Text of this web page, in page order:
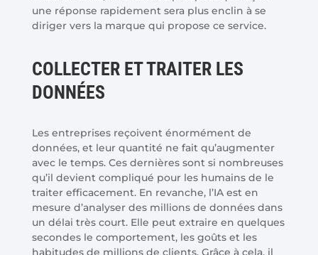
une réponse rapidement sera plus enclin à se
diriger vers la marque qui propose ce service.
COLLECTER ET TRAITER LES
DONNÉES
Les entreprises reçoivent énormément de
données, et leur quantité ne fait qu’augmenter
avec le temps. Ces dernières sont si nombreuses
qu’il devient compliqué pour les humains de le
traiter efficacement. En revanche, l’IA est en
mesure d’analyser des millions de données dans
un délai très court. Elle peut extraire en quelques
secondes le comportement, les goûts et les
habitudes de millions de clients. Grâce à cela, il